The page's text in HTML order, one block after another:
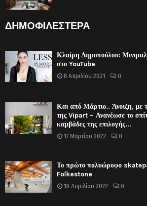
ΔΗΜΟΦΙΛΕΣΤΕΡΑ
Κλαίρη Δημοπούλου:
στο YouTube
8 Απριλίου 2021 0
Και από Μάρτιο.. Άνοιξη, με
της Vipart – Ανανέωσε το
καμβάδες της επιλογής...
17 Μαρτίου 2022 0
Το πρώτο πολυώροφο
Folkestone
18 Απριλίου 2022 0